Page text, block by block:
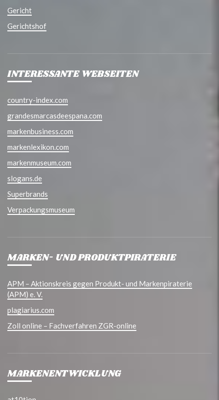
Gericht
Gerichtshof
INTERESSANTE WEBSEITEN
country-index.com
grandesmarcasdeespana.com
markenbusiness.com
markenlexikon.com
markenmuseum.com
slogans.de
Superbrands
Verpackungsmuseum
MARKEN- UND PRODUKTPIRATERIE
APM – Aktionskreis gegen Produkt- und Markenpiraterie
(APM) e. V.
plagiarius.com
Zoll online – Fachverfahren ZGR-online
MARKENENTWICKLUNG